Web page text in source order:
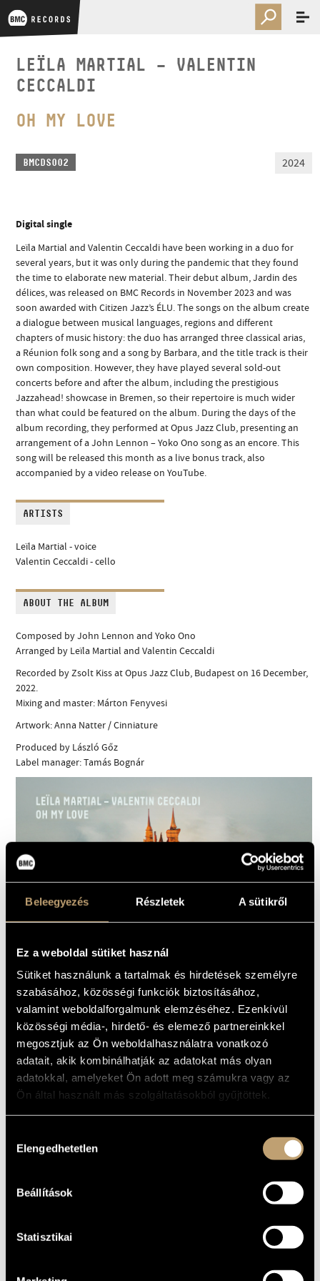
Beleegyezés Részletek A sütikről
Ez a weboldal sütiket használ
Sütiket használunk a tartalmak és hirdetések személyre
szabásához, közösségi funkciók biztosításához,
valamint weboldalforgalmunk elemzéséhez. Ezenkívül
közösségi média-, hirdető- és elemező partnereinkkel
megosztjuk az Ön weboldalhasználatra vonatkozó
adatait, akik kombinálhatják az adatokat más olyan
adatokkal, amelyeket Ön adott meg számukra vagy az
Ön által használt más szolgáltatásokból gyűjtöttek.
kiválasztása
Elengedhetetlen
Beállítások
Statisztikai
LEÏLA MARTIAL – VALENTIN
CECCALDI
OH MY LOVE
BMCDS002 2024
Digital single
Leïla Martial and Valentin Ceccaldi have been working in a duo for
several years, but it was only during the pandemic that they found
the time to elaborate new material. Their debut album, Jardin des
délices, was released on BMC Records in November 2023 and was
soon awarded with Citizen Jazz’s ÉLU. The songs on the album create
a dialogue between musical languages, regions and different
chapters of music history: the duo has arranged three classical arias,
a Réunion folk song and a song by Barbara, and the title track is their
own composition. However, they have played several sold-out
concerts before and after the album, including the prestigious
Jazzahead! showcase in Bremen, so their repertoire is much wider
than what could be featured on the album. During the days of the
album recording, they performed at Opus Jazz Club, presenting an
arrangement of a John Lennon – Yoko Ono song as an encore. This
song will be released this month as a live bonus track, also
accompanied by a video release on YouTube.
ARTISTS
Leïla Martial - voice
Valentin Ceccaldi - cello
ABOUT THE ALBUM
Composed by John Lennon and Yoko Ono
Arranged by Leïla Martial and Valentin Ceccaldi
Recorded by Zsolt Kiss at Opus Jazz Club, Budapest on 16 December,
2022.
Mixing and master: Márton Fenyvesi
Artwork: Anna Natter / Cinniature
Produced by László Gőz
Label manager: Tamás Bognár
Currently out of stock.
01
01 Oh My Love 03:11
TOTAL TIME 03:11